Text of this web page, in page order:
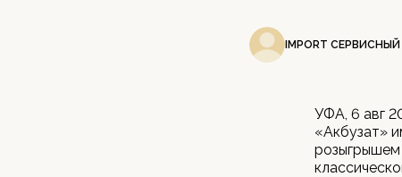
IMPORT СЕРВИСНЫЙ
УФА, 6 авг
«Акбузат»
розыгрышем